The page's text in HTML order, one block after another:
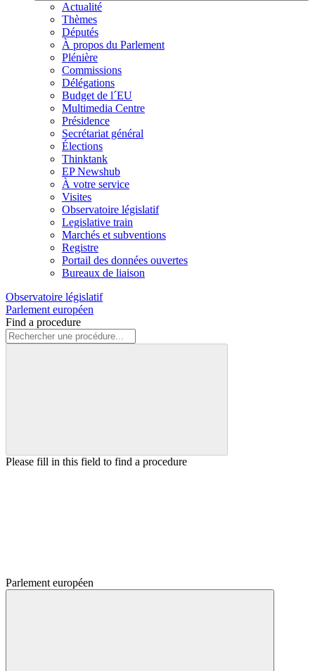
Actualité
Thèmes
Députés
À propos du Parlement
Plénière
Commissions
Délégations
Budget de l´EU
Multimedia Centre
Présidence
Secrétariat général
Élections
Thinktank
EP Newshub
À votre service
Visites
Observatoire législatif
Legislative train
Marchés et subventions
Registre
Portail des données ouvertes
Bureaux de liaison
Observatoire législatif
Parlement européen
Find a procedure
Please fill in this field to find a procedure
Parlement européen